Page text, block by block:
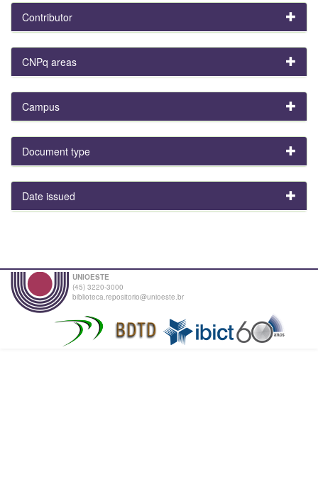
Contributor
CNPq areas
Campus
Document type
Date issued
UNIOESTE
(45) 3220-3000
biblioteca.repositorio@unioeste.br